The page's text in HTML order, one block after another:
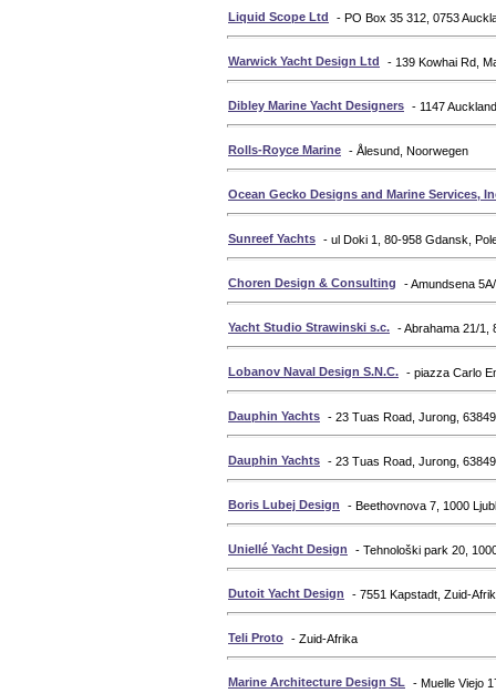
Liquid Scope Ltd - PO Box 35 312, 0753
Warwick Yacht Design Ltd - 139 Kowhai Rd,
Dibley Marine Yacht Designers - 1147
Rolls-Royce Marine - Ålesund, Noorwegen
Ocean Gecko Designs and Marine Services,
Sunreef Yachts - ul Doki 1, 80-958 Gdansk,
Choren Design & Consulting - Amundsena
Yacht Studio Strawinski s.c. - Abrahama 21/1,
Lobanov Naval Design S.N.C. - piazza Carlo
Dauphin Yachts - 23 Tuas Road, Jurong,
Dauphin Yachts - 23 Tuas Road, Jurong,
Boris Lubej Design - Beethovnova 7, 1000
Uniellé Yacht Design - Tehnološki park 20,
Dutoit Yacht Design - 7551 Kapstadt, Zuid-
Teli Proto - Zuid-Afrika
Marine Architecture Design SL - Muelle Viejo